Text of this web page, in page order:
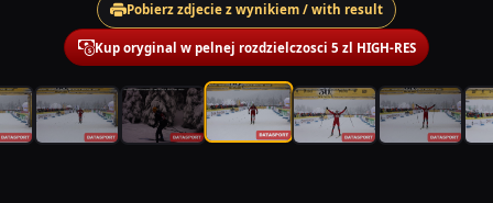
Pobierz zdjecie z wynikiem / with result
Kup oryginal w pelnej rozdzielczosci 5 zl HIGH-RES